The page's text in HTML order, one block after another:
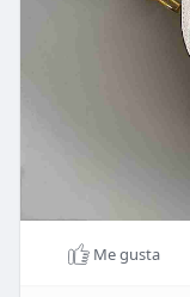
Me gusta